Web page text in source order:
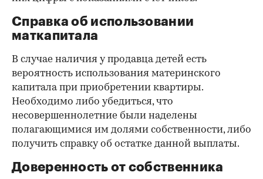
Справка об использовании
маткапитала
В случае наличия у продавца детей есть
вероятность использования материнского
капитала при приобретении квартиры.
Необходимо либо убедиться, что
несовершеннолетние были наделены
полагающимися им долями собственности, либо
получить справку об остатке данной выплаты.
Доверенность от собственника